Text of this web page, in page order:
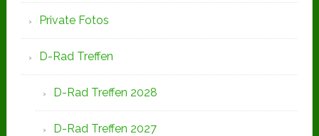
Private Fotos
D-Rad Treffen
D-Rad Treffen 2028
D-Rad Treffen 2027